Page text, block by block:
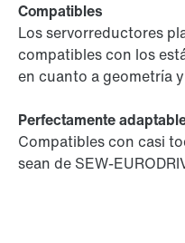
Compatibles
Los servorreductores
compatibles con los
en cuanto a geometría
Perfectamente
Compatibles con casi
sean de SEW-